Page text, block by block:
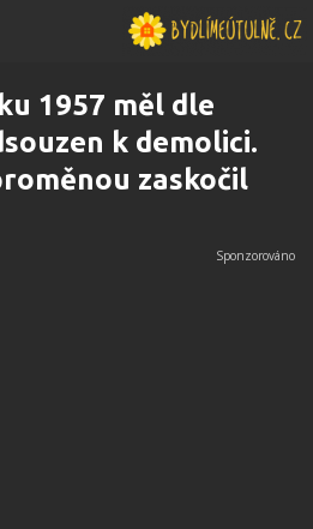
1957 měl dle
k demolici.
zaskočil